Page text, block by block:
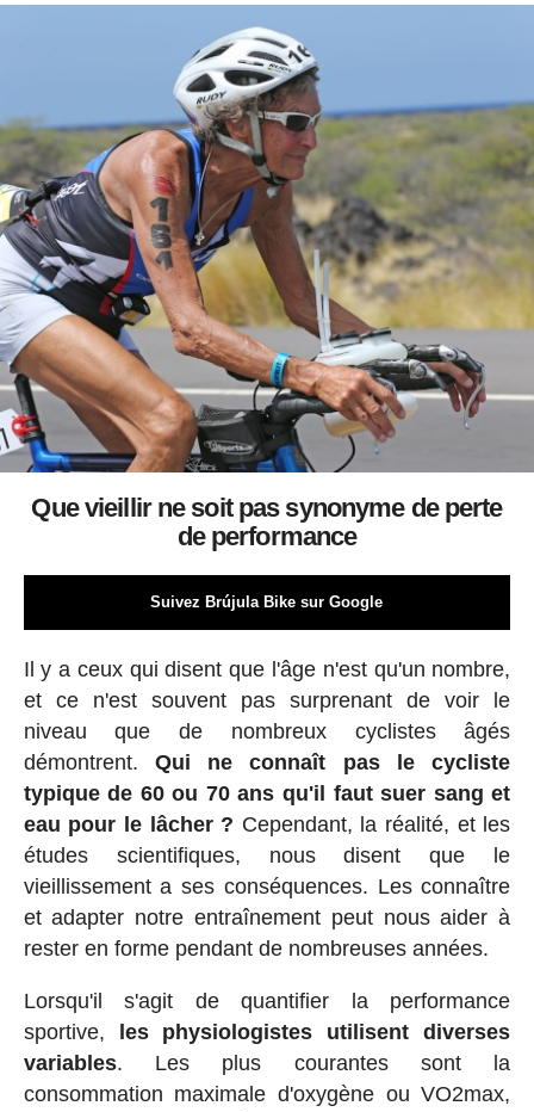
Que vieillir ne soit pas synonyme de perte
de performance
Suivez Brújula Bike sur Google
Il y a ceux qui disent que l'âge n'est qu'un nombre,
et ce n'est souvent pas surprenant de voir le
niveau que de nombreux cyclistes âgés
démontrent. Qui ne connaît pas le cycliste
typique de 60 ou 70 ans qu'il faut suer sang et
eau pour le lâcher ? Cependant, la réalité, et les
études scientifiques, nous disent que le
vieillissement a ses conséquences. Les connaître
et adapter notre entraînement peut nous aider à
rester en forme pendant de nombreuses années.
Lorsqu'il s'agit de quantifier la performance
sportive,
les physiologistes utilisent diverses
variables. Les plus courantes sont la
consommation maximale d'oxygène ou VO2max,